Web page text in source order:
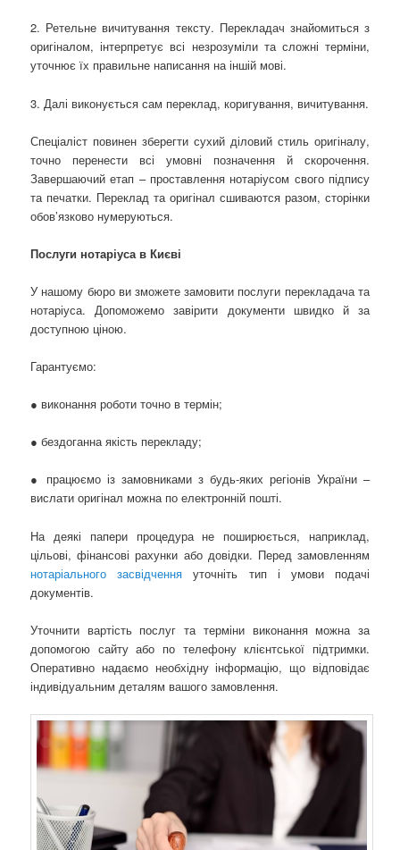
2. Ретельне вичитування тексту. Перекладач знайомиться з
оригіналом, інтерпретує всі незрозуміли та сложні терміни,
уточнює їх правильне написання на іншій мові.
3. Далі виконується сам переклад, коригування, вичитування.
Спеціаліст повинен зберегти сухий діловий стиль оригіналу,
точно перенести всі умовні позначення й скорочення.
Завершаючий етап – проставлення нотаріусом свого підпису
та печатки. Переклад та оригінал сшиваются разом, сторінки
обов’язково нумеруються.
Послуги нотаріуса в Києві
У нашому бюро ви зможете замовити послуги перекладача та
нотаріуса. Допоможемо завірити документи швидко й за
доступною ціною.
Гарантуємо:
● виконання роботи точно в термін;
● бездоганна якість перекладу;
● працюємо із замовниками з будь-яких регіонів України –
вислати оригінал можна по електронній пошті.
На деякі папери процедура не поширюється, наприклад,
цільові, фінансові рахунки або довідки. Перед замовленням
нотаріального засвідчення уточніть тип і умови подачі
документів.
Уточнити вартість послуг та терміни виконання можна за
допомогою сайту або по телефону клієнтської підтримки.
Оперативно надаємо необхідну інформацію, що відповідає
індивідуальним деталям вашого замовлення.